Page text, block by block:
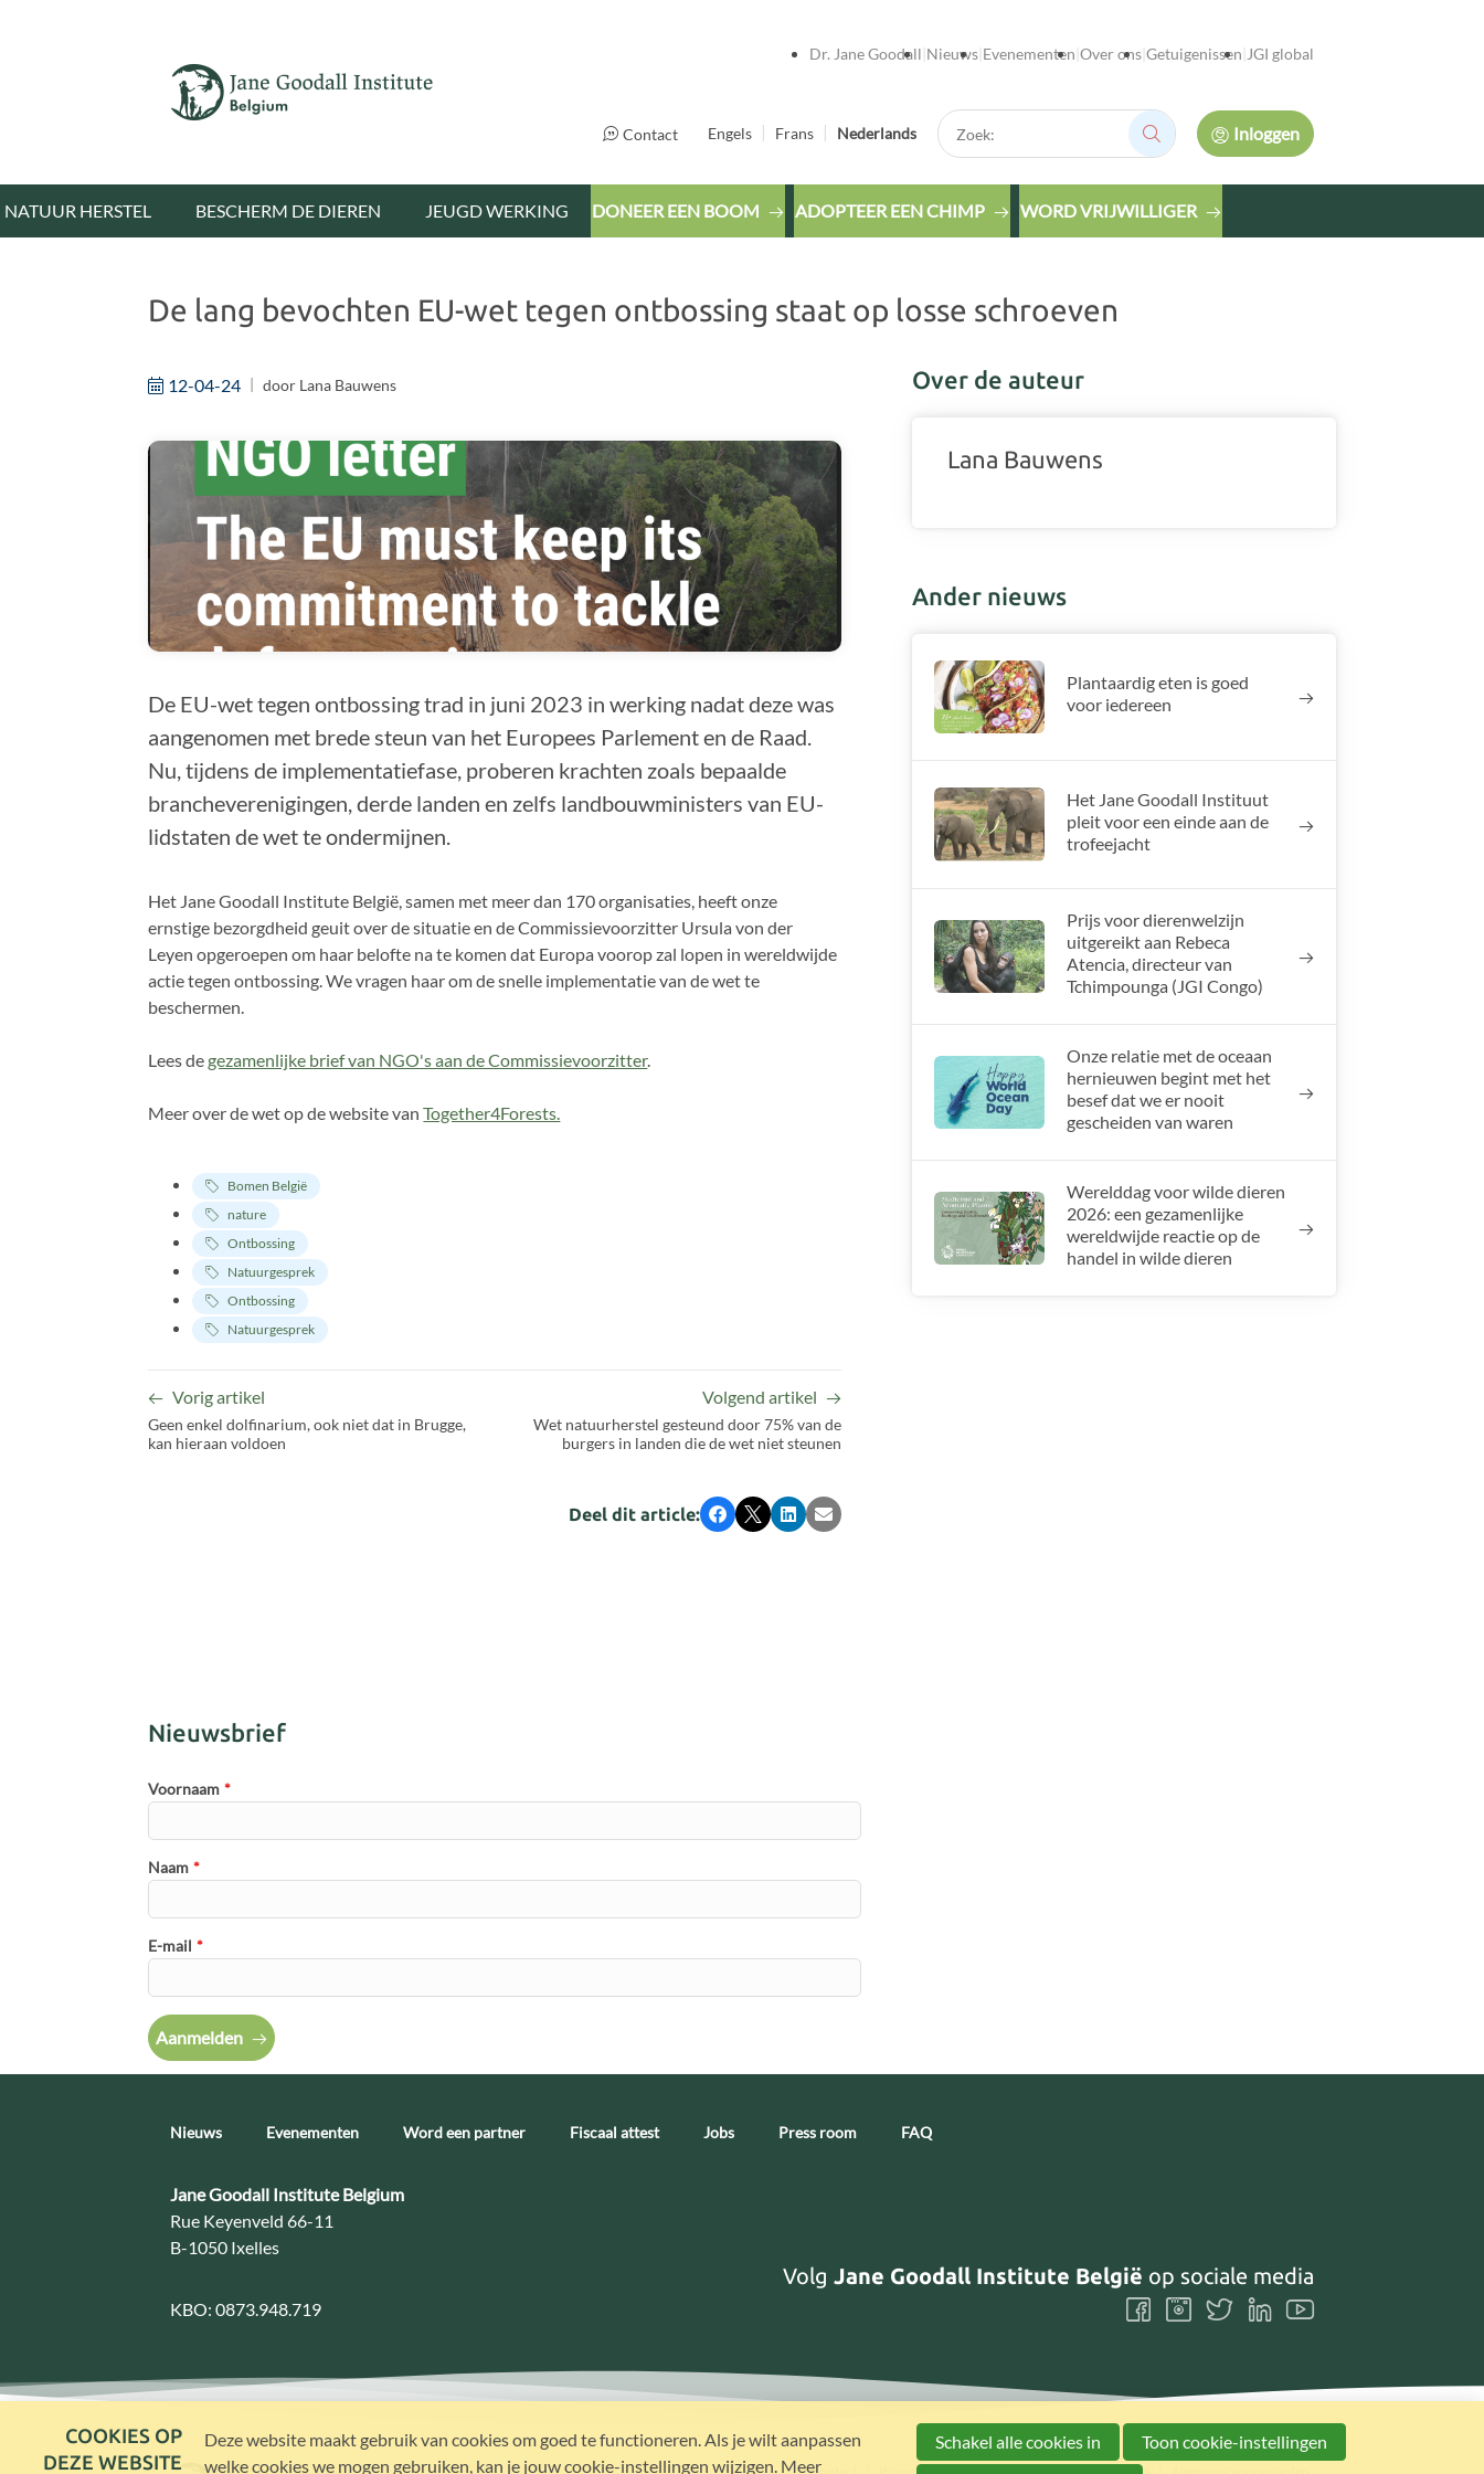
Dr. Jane Goodall Nieuws Evenementen Over ons Getuigenissen JGI global
Contact Engels Frans Nederlands
Zoek:
Zoek:
Inloggen
NATUUR HERSTEL BESCHERM DE DIEREN JEUGD WERKING DONEER EEN BOOM ADOPTEER EEN CHIMP WORD VRIJWILLIGER
De lang bevochten EU-wet tegen ontbossing staat op losse schroeven
12-04-24 door Lana Bauwens
De EU-wet tegen ontbossing trad in juni 2023 in werking nadat deze was
aangenomen met brede steun van het Europees Parlement en de Raad.
Nu, tijdens de implementatiefase, proberen krachten zoals bepaalde
brancheverenigingen, derde landen en zelfs landbouwministers van EU-
lidstaten de wet te ondermijnen.
Het Jane Goodall Institute België, samen met meer dan 170 organisaties, heeft onze
ernstige bezorgdheid geuit over de situatie en de Commissievoorzitter Ursula von der
Leyen opgeroepen om haar belofte na te komen dat Europa voorop zal lopen in wereldwijde
actie tegen ontbossing. We vragen haar om de snelle implementatie van de wet te
beschermen.
Lees degezamenlijke brief van NGO's aan de Commissievoorzitter.
Meer over de wet op de website vanTogether4Forests.
Bomen België
nature
Ontbossing
Natuurgesprek
Ontbossing
Natuurgesprek
Vorig artikel
Geen enkel dolfinarium, ook niet dat in Brugge,
kan hieraan voldoen
Volgend artikel
Wet natuurherstel gesteund door 75% van de
burgers in landen die de wet niet steunen
Deel dit article: Facebook
X LinkedInE-mail
Over de auteur
Lana Bauwens
Ander nieuws
Plantaardig eten is goed
voor iedereen
Het Jane Goodall Instituut
pleit voor een einde aan de
trofeejacht
Prijs voor dierenwelzijn
uitgereikt aan Rebeca
Atencia, directeur van
Tchimpounga (JGI Congo)
Onze relatie met de oceaan
hernieuwen begint met het
besef dat we er nooit
gescheiden van waren
Werelddag voor wilde dieren
2026: een gezamenlijke
wereldwijde reactie op de
handel in wilde dieren
Nieuwsbrief
Voornaam *
Naam *
E-mail *
Aanmelden
Nieuws Evenementen Word een partner Fiscaal attest Jobs Press room FAQ
Contact:
Jane Goodall Institute Belgium
Adres:
Rue Keyenveld 66-11
B-1050 Ixelles
KBO: 0873.948.719
VolgJane Goodall Institute België op sociale media
Volg
ons
Volg Volg
ons
Volg Volg
COOKIES OP
DEZE WEBSITE
Deze website maakt gebruik van cookies om goed te functioneren. Als je wilt aanpassen
welke cookies we mogen gebruiken, kan je jouw cookie-instellingen wijzigen. Meer
Schakel alle cookies in
Toon cookie-instellingen